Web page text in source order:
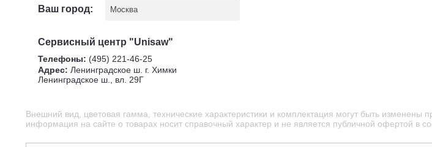
Ваш город: Москва
Сервисный центр "Unisaw"
Телефоны: (495) 221-46-25
Адрес: Ленинградское ш. г. Химки
Ленинградское ш., вл. 29Г
Внешний вид, цветовая гамма, технические характеристики и комплектация могут быть
информация на сайте о товарах носит справочный характер и не является публичной офертой в